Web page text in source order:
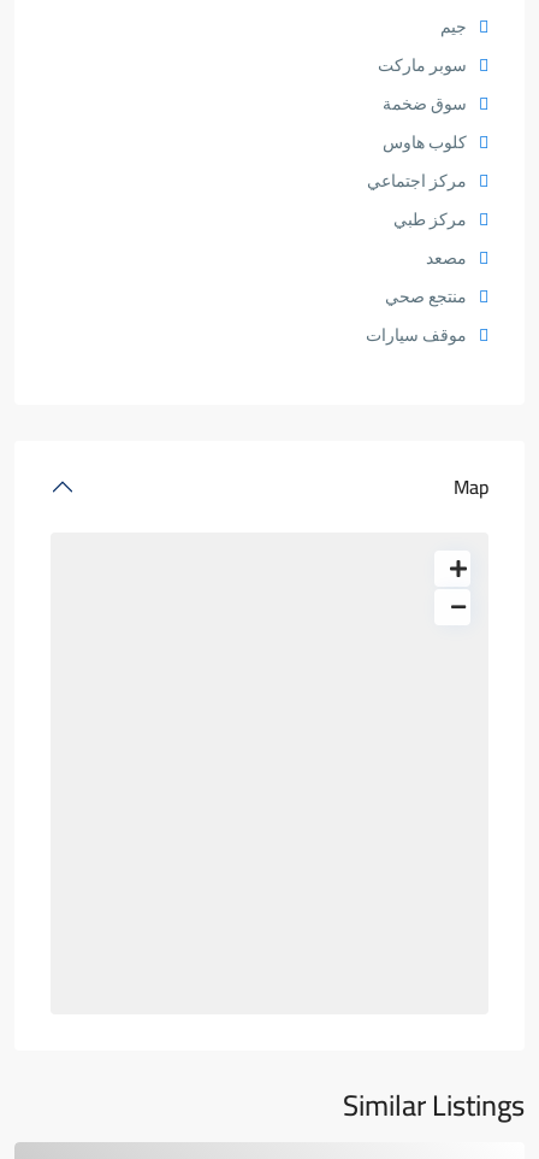
جيم
سوبر ماركت
سوق ضخمة
كلوب هاوس
مركز اجتماعي
مركز طبي
مصعد
منتجع صحي
موقف سيارات
Map
Similar Listings